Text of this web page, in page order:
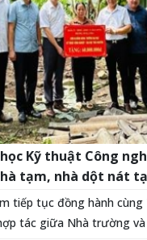
Kỹ thuật Công
tạm, nhà dột nát
tiếp tục đồng hành cùng
tác giữa Nhà trường